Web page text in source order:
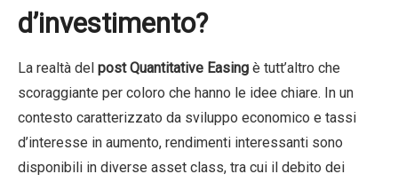
d’investimento?
La realtà del post Quantitative Easing è tutt’altro che
scoraggiante per coloro che hanno le idee chiare. In un
contesto caratterizzato da sviluppo economico e tassi
d’interesse in aumento, rendimenti interessanti sono
disponibili in diverse asset class, tra cui il debito dei